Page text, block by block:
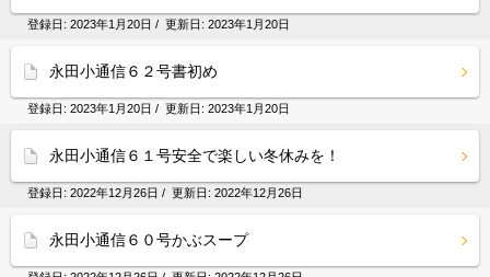
登録日: 2023年1月20日 / 更新日: 2023年1月20日
永田小通信６２号書初め
登録日: 2023年1月20日 / 更新日: 2023年1月20日
永田小通信６１号安全で楽しい冬休みを！
登録日: 2022年12月26日 / 更新日: 2022年12月26日
永田小通信６０号かぶスープ